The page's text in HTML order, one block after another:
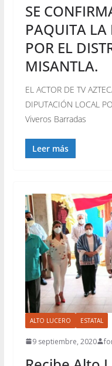
SE
PAQUITA LA
POR EL
MISANTLA.
EL ACTOR DE TV
DIPUTACIÓN LOCAL
Viveros Barradas
Leer más
ALTO LUCERO ESTATAL
9 septiembre, 2020